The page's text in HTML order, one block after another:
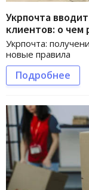
Укрпочта
клиентов: о чем
Укрпочта:
новые правила
Подробнее